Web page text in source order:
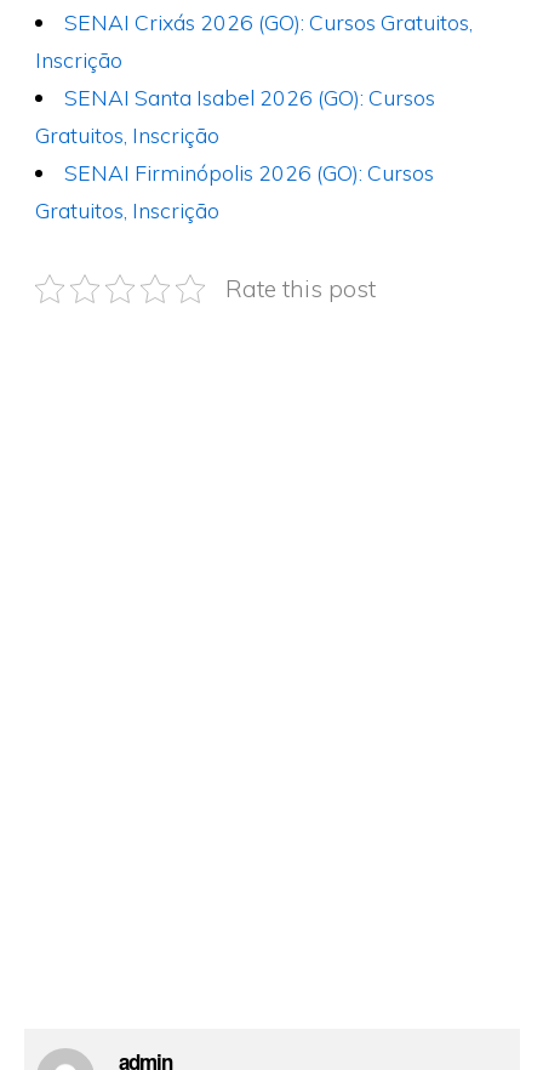
SENAI Crixás 2026 (GO): Cursos Gratuitos,
Inscrição
SENAI Santa Isabel 2026 (GO): Cursos
Gratuitos, Inscrição
SENAI Firminópolis 2026 (GO): Cursos
Gratuitos, Inscrição
Rate this post
admin